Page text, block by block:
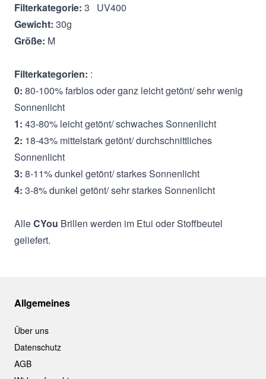
Filterkategorie: 3 UV400
Gewicht: 30g
Größe: M
Filterkategorien: :
0: 80-100% farblos oder ganz leicht getönt/ sehr wenig
Sonnenlicht
1: 43-80% leicht getönt/ schwaches Sonnenlicht
2: 18-43% mittelstark getönt/ durchschnittliches
Sonnenlicht
3: 8-11% dunkel getönt/ starkes Sonnenlicht
4: 3-8% dunkel getönt/ sehr starkes Sonnenlicht
AlleCYou Brillen werden im Etui oder Stoffbeutel
geliefert.
Allgemeines
Über uns
Datenschutz
AGB